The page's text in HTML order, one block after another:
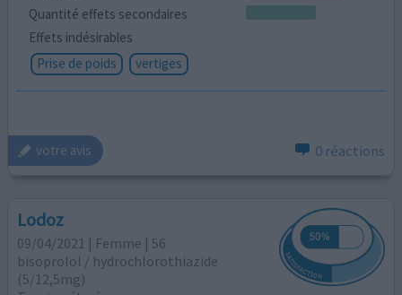
Quantité effets secondaires
Effets indésirables
Prise de poids
vertiges
votre avis 0 réactions
Lodoz
09/04/2021 | Femme | 56
bisoprolol / hydrochlorothiazide
(5/12,5mg)